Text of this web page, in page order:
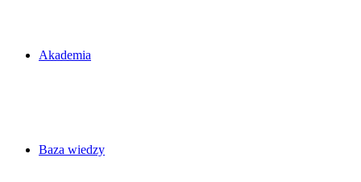
Akademia
Baza wiedzy